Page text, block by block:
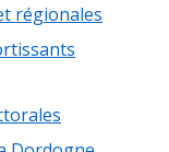
régionales